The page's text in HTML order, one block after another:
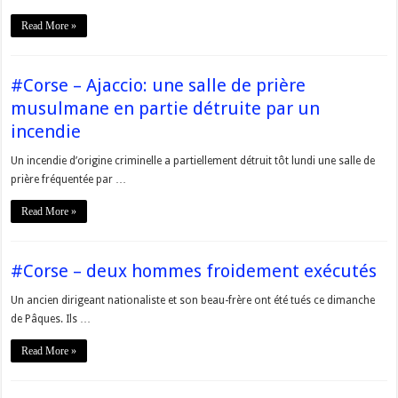
Read More »
#Corse – Ajaccio: une salle de prière
musulmane en partie détruite par un
incendie
Un incendie d’origine criminelle a partiellement détruit tôt lundi une salle de
prière fréquentée par …
Read More »
#Corse – deux hommes froidement exécutés
Un ancien dirigeant nationaliste et son beau-frère ont été tués ce dimanche
de Pâques. Ils …
Read More »